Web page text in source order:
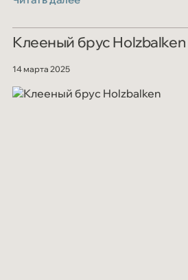
работника.
Клееный брус Holzbalken
14 марта 2025